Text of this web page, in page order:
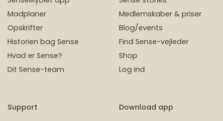
Madplaner
Opskrifter
Historien bag Sense
Hvad er Sense?
Dit Sense-team
Medlemskaber & priser
Blog/events
Find Sense-vejleder
Shop
Log ind
Support Download app